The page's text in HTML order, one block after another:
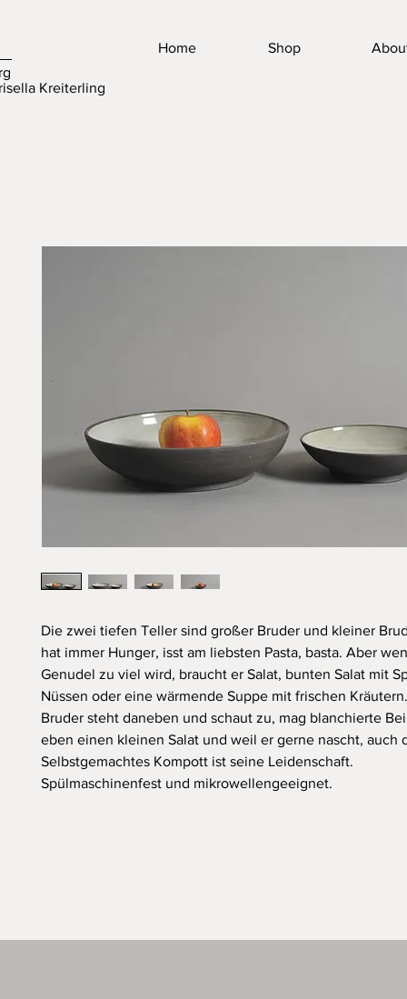
Home Shop
Kreiterling
Die zwei tiefen Teller sind großer Bruder und kleiner
hat immer Hunger, isst am liebsten Pasta, basta. Aber
Genudel zu viel wird, braucht er Salat, bunten Salat mit
Nüssen oder eine wärmende Suppe mit frischen
Bruder steht daneben und schaut zu, mag blanchierte
eben einen kleinen Salat und weil er gerne nascht, auch
Selbstgemachtes Kompott ist seine Leidenschaft.
Spülmaschinenfest und mikrowellengeeignet.